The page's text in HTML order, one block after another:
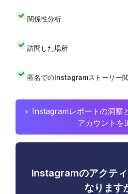
関係性分析
訪問した場所
匿名でのInstagramストーリー
+ Instagramレポートの洞察
アカウントを
Instagramのアクテ
なります